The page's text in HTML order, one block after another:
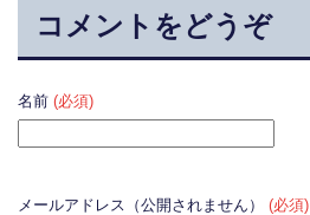
コメントをどうぞ
名前 (必須)
メールアドレス（公開されません） (必須)